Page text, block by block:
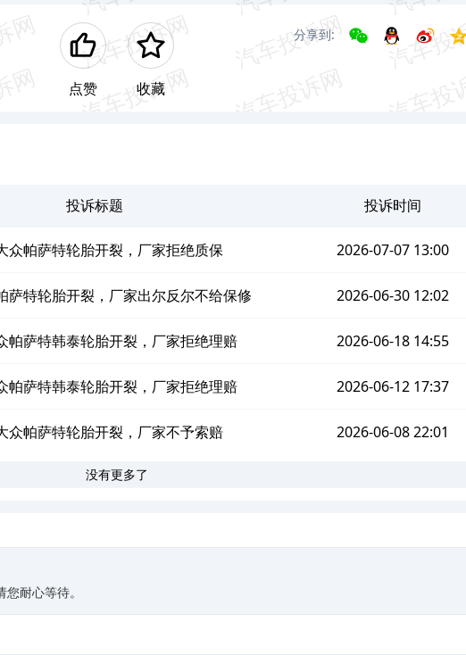
点赞 收藏
分享到:
投诉标题 投诉时间
众帕萨特轮胎开裂，厂家拒绝质保 2026-07-07 13:00
萨特轮胎开裂，厂家出尔反尔不给保修 2026-06-30 12:02
帕萨特韩泰轮胎开裂，厂家拒绝理赔 2026-06-18 14:55
帕萨特韩泰轮胎开裂，厂家拒绝理赔 2026-06-12 17:37
众帕萨特轮胎开裂，厂家不予索赔 2026-06-08 22:01
没有更多了
耐心等待。